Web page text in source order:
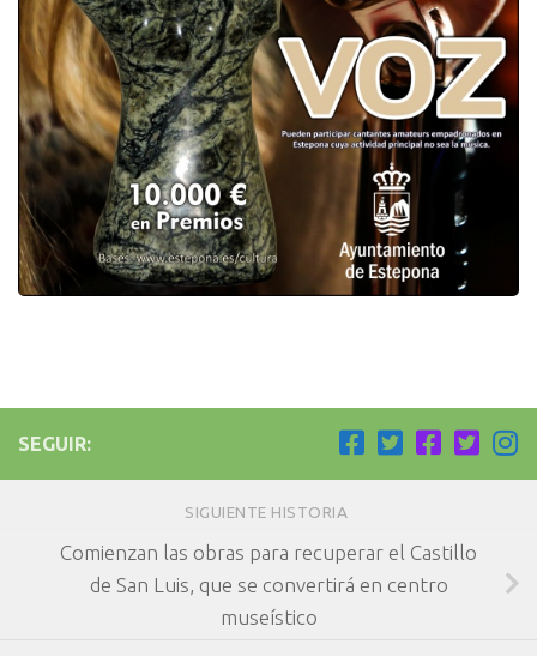
SEGUIR:
SIGUIENTE HISTORIA
Comienzan las obras para recuperar el Castillo
de San Luis, que se convertirá en centro
museístico